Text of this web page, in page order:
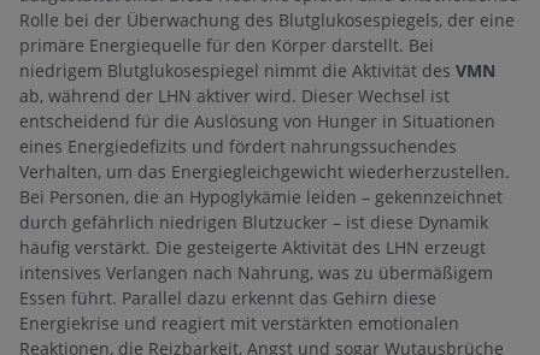
Rolle bei der Überwachung des Blutglukosespiegels, der eine
primäre Energiequelle für den Körper darstellt. Bei
niedrigem Blutglukosespiegel nimmt die Aktivität des VMN
ab, während der LHN aktiver wird. Dieser Wechsel ist
entscheidend für die Auslösung von Hunger in Situationen
eines Energiedefizits und fördert nahrungssuchendes
Verhalten, um das Energiegleichgewicht wiederherzustellen.
Bei Personen, die an Hypoglykämie leiden – gekennzeichnet
durch gefährlich niedrigen Blutzucker – ist diese Dynamik
häufig verstärkt. Die gesteigerte Aktivität des LHN erzeugt
intensives Verlangen nach Nahrung, was zu übermäßigem
Essen führt. Parallel dazu erkennt das Gehirn diese
Energiekrise und reagiert mit verstärkten emotionalen
Reaktionen, die Reizbarkeit, Angst und sogar Wutausbrüche